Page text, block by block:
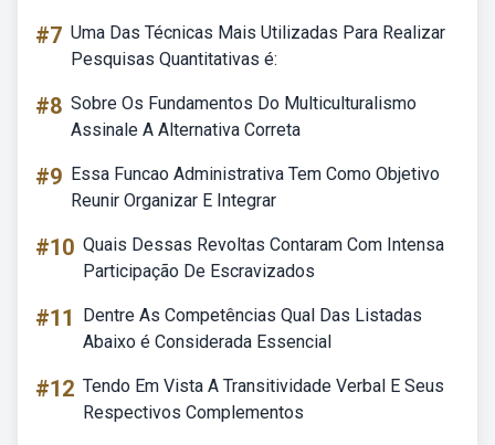
#7 Uma Das Técnicas Mais Utilizadas Para Realizar
Pesquisas Quantitativas é:
#8 Sobre Os Fundamentos Do Multiculturalismo
Assinale A Alternativa Correta
#9 Essa Funcao Administrativa Tem Como Objetivo
Reunir Organizar E Integrar
#10 Quais Dessas Revoltas Contaram Com Intensa
Participação De Escravizados
#11
Dentre As Competências Qual Das Listadas
Abaixo é Considerada Essencial
#12 Tendo Em Vista A Transitividade Verbal E Seus
Respectivos Complementos